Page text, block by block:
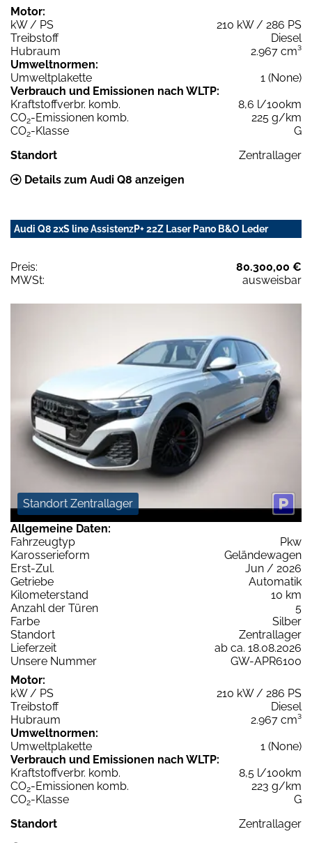
Motor:
kW / PS
210 kW / 286 PS
Treibstoff
Diesel
Hubraum
2.967 cm³
Umweltnormen:
Umweltplakette
1 (None)
Verbrauch und Emissionen nach WLTP:
Kraftstoffverbr. komb.
8,6 l/100km
CO2-Emissionen komb.
225 g/km
CO2-Klasse
G
Standort
Zentrallager
Details zum Audi Q8 anzeigen
Audi Q8 2xS line AssistenzP+ 22Z Laser Pano B&O Leder
Preis:
80.300,00 €
MWSt:
ausweisbar
Standort Zentrallager
Allgemeine Daten:
Fahrzeugtyp
Pkw
Karosserieform
Geländewagen
Erst-Zul.
Jun / 2026
Getriebe
Automatik
Kilometerstand
10 km
Anzahl der Türen
5
Farbe
Silber
Standort
Zentrallager
Lieferzeit
ab ca. 18.08.2026
Unsere Nummer
GW-APR6100
Motor:
kW / PS
210 kW / 286 PS
Treibstoff
Diesel
Hubraum
2.967 cm³
Umweltnormen:
Umweltplakette
1 (None)
Verbrauch und Emissionen nach WLTP:
Kraftstoffverbr. komb.
8,5 l/100km
CO2-Emissionen komb.
223 g/km
CO2-Klasse
G
Standort
Zentrallager